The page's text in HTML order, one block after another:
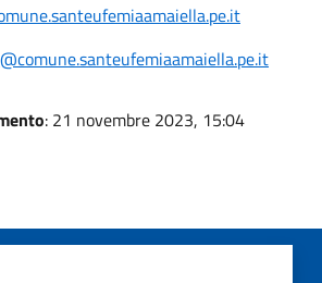
: 21 novembre 2023, 15:04